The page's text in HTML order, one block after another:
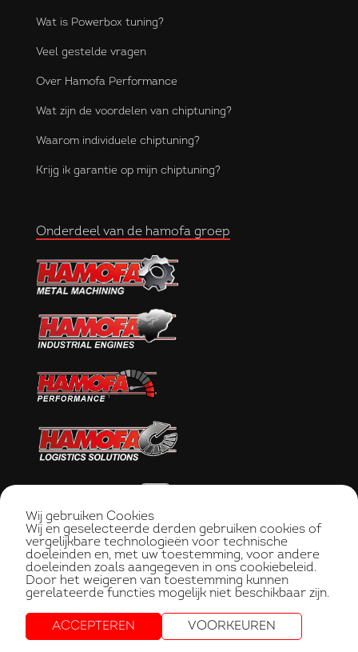
Wij gebruiken Cookies
Wij en geselecteerde derden gebruiken cookies of
vergelijkbare technologieën voor technische
doeleinden en, met uw toestemming, voor andere
doeleinden zoals aangegeven in ons cookiebeleid.
Door het weigeren van toestemming kunnen
gerelateerde functies mogelijk niet beschikbaar zijn.
ACCEPTEREN VOORKEUREN
Wat is Powerbox tuning?
Veel gestelde vragen
Over Hamofa Performance
Wat zijn de voordelen van chiptuning?
Waarom individuele chiptuning?
Krijg ik garantie op mijn chiptuning?
Onderdeel van de hamofa groep